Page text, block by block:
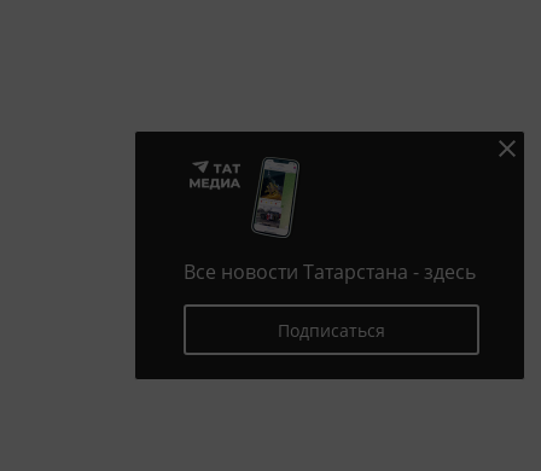
Все новости Татарстана - здесь
Подписаться